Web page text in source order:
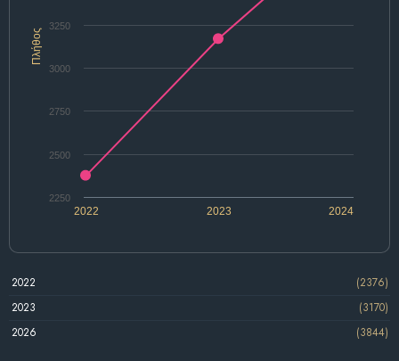
Πλήθος
2022 2024
2023
2250
2500
2750
3000
3250
2022
(2376)
2023
(3170)
2026
(3844)